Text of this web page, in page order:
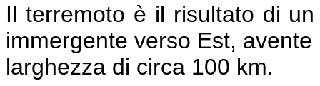
Il terremoto è il risultato di
immergente verso Est,
larghezza di circa 100 km.